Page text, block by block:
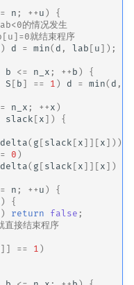
n ; ++ u )
{
的情况发生
就结束程序
) d = min( d , lab [ u ]);
b <= n_x ; ++ b )
{
S [ b ] == 1 ) d = min( d ,
n_x ; ++ x )
slack [ x ])
{
( g [ slack [ x ]][ x ]));
0 )
( g [ slack [ x ]][ x ])
n ; ++ u )
{
)
{
) return false ;
接结束程序
]] == 1 )